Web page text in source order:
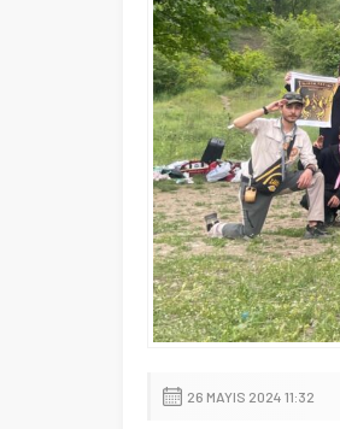
26 MAYIS 2024 11:32